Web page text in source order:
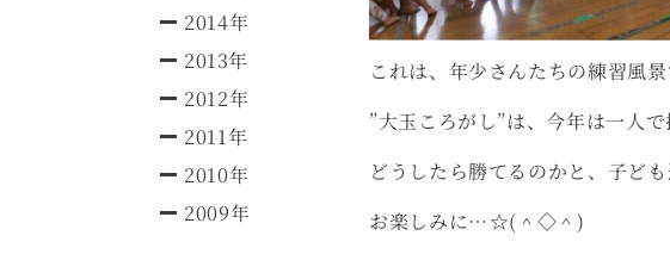
2014年
2013年
2012年
2011年
2010年
2009年
これは、年少さんたちの練習風景
”大玉ころがし”は、今年は一人
どうしたら勝てるのかと、子ど
お楽しみに…☆(＾◇＾)